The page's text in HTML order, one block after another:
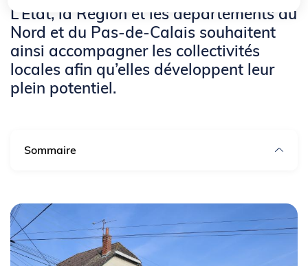
L’État, la Région et les départements du
Nord et du Pas-de-Calais souhaitent
ainsi accompagner les collectivités
locales afin qu’elles développent leur
plein potentiel.
Sommaire